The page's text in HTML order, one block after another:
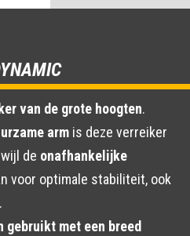
van de grote hoogten.
arm is deze verreiker
de onafhankelijke
voor optimale stabiliteit, ook
gebruikt met een breed